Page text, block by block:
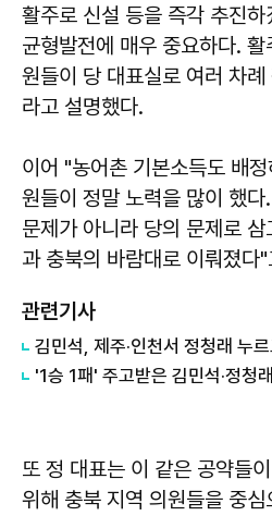
활주로 신설 등을 즉각 추진
균형발전에 매우 중요하다. 활
원들이 당 대표실로 여러 차례
라고 설명했다.
이어 "농어촌 기본소득도 배
원들이 정말 노력을 많이 했다
문제가 아니라 당의 문제로
과 충북의 바람대로 이뤄졌다
관련기사
김민석, 제주·인천서 정청래 누
또 정 대표는 이 같은 공약들
위해 충북 지역 의원들을 중